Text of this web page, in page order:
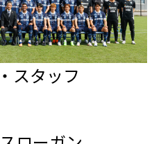
スタッフ